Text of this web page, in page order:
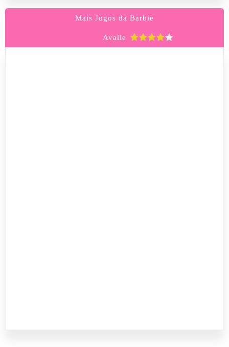
Mais Jogos da Barbie
Avalie